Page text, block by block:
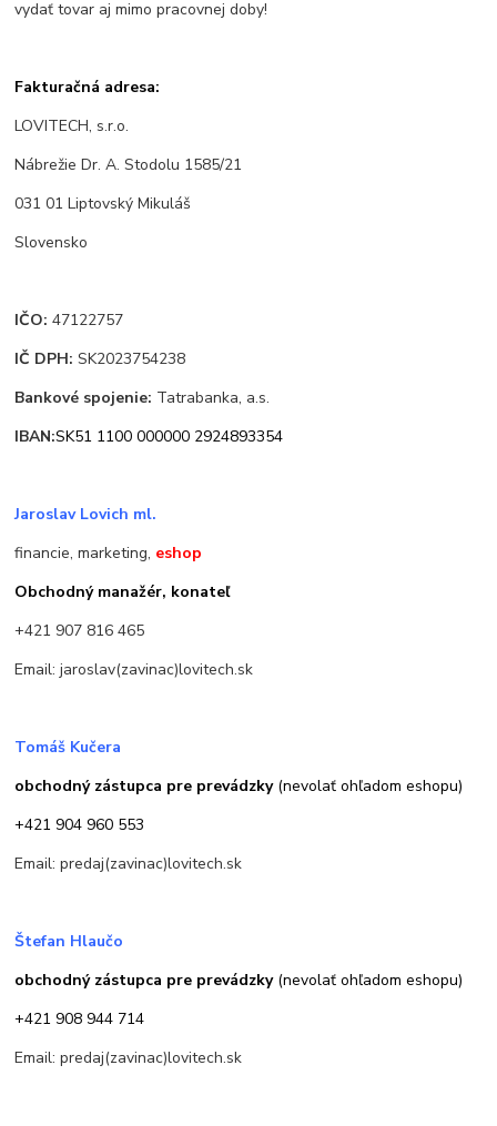
vydať tovar aj mimo pracovnej doby!
Fakturačná adresa:
LOVITECH, s.r.o.
Nábrežie Dr. A. Stodolu 1585/21
031 01 Liptovský Mikuláš
Slovensko
IČO:47122757
IČ DPH:SK2023754238
Bankové spojenie: Tatrabanka, a.s.
IBAN:SK51 1100 000000 2924893354
Jaroslav Lovich ml.
financie, marketing, eshop
Obchodný manažér, konateľ
+421 907 816 465
Email: jaroslav(zavinac)lovitech.sk
Tomáš Kučera
obchodný zástupca pre prevádzky (nevolať ohľadom eshopu)
+421 904 960 553
Email: predaj(zavinac)lovitech.sk
Štefan Hlaučo
obchodný zástupca pre prevádzky (nevolať ohľadom eshopu)
+421 908 944 714
Email: predaj(zavinac)lovitech.sk